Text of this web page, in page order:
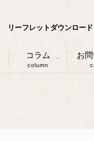
リーフレットダウンロード
コラム
column
お